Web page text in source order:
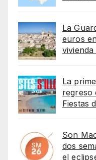
La
euros
La
regreso
Fiestas
Son
dos
el